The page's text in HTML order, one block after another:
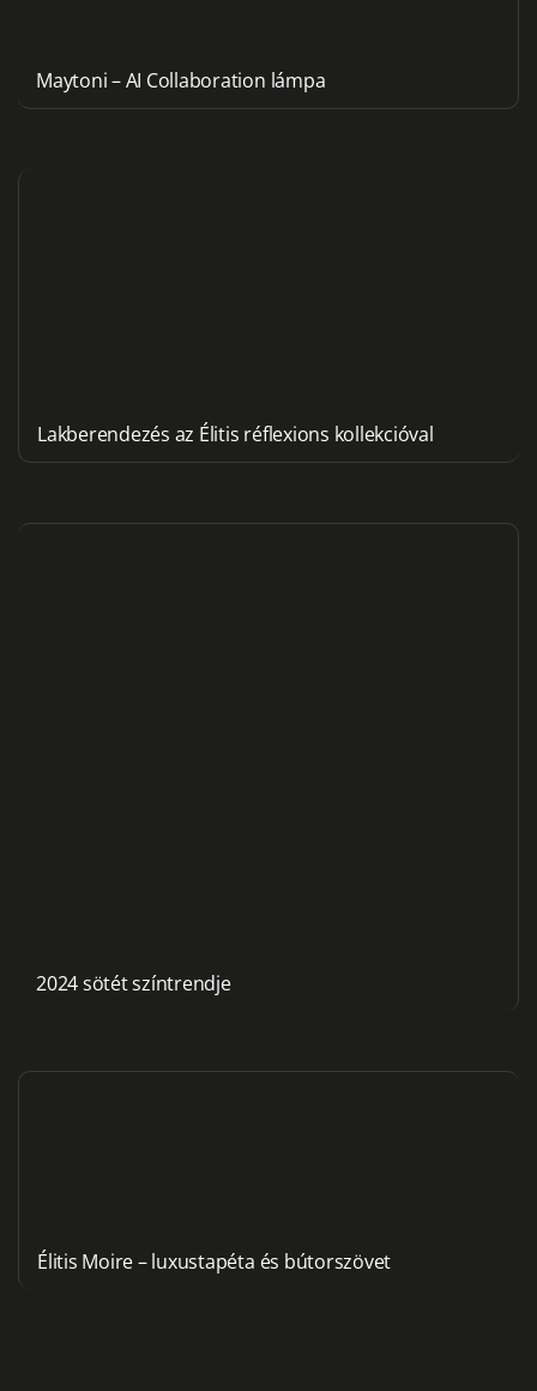
Maytoni – AI Collaboration lámpa
Lakberendezés az Élitis réflexions kollekcióval
2024 sötét színtrendje
Élitis Moire – luxustapéta és bútorszövet